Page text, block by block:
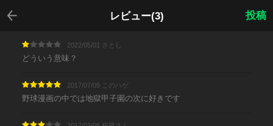
レビュー(3)
戻る
投稿
2022/05/01 さとし
どういう意味？
2017/07/09 このハゲ
野球漫画の中では地獄甲子園の次に好きです